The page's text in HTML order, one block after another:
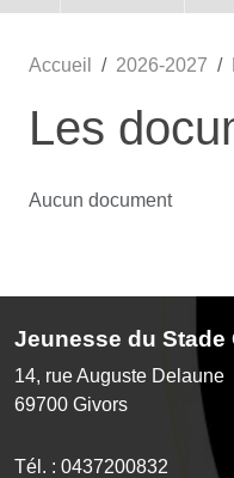
Accueil 2026-2027
Les
Aucun document
Jeunesse du
14, rue Auguste Delaune
69700 Givors
Tél. : 0437200832